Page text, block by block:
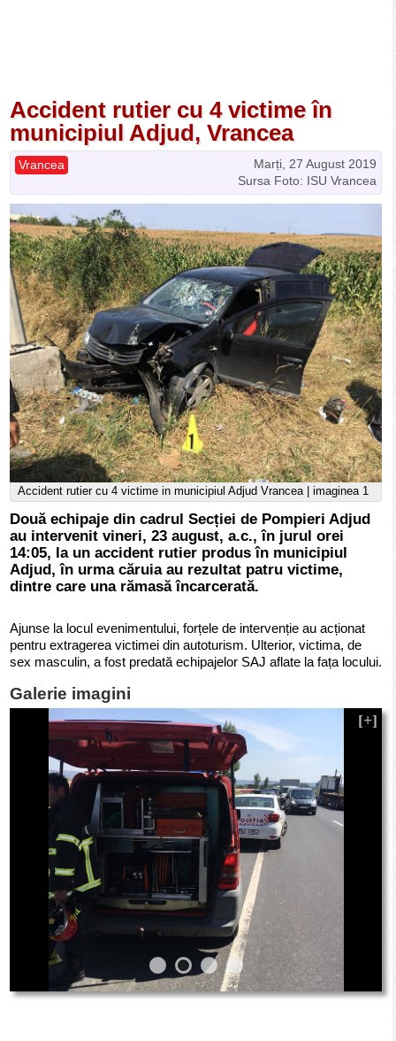
Accident rutier cu 4 victime în
municipiul Adjud, Vrancea
Marți, 27 August 2019
Vrancea
Sursa Foto: ISU Vrancea
Accident rutier cu 4 victime in municipiul Adjud Vrancea | imaginea 1
Două echipaje din cadrul Secției de Pompieri Adjud
au intervenit vineri, 23 august, a.c., în jurul orei
14:05, la un accident rutier produs în municipiul
Adjud, în urma căruia au rezultat patru victime,
dintre care una rămasă încarcerată.
Ajunse la locul evenimentului, forțele de intervenție au acționat
pentru extragerea victimei din autoturism. Ulterior, victima, de
sex masculin, a fost predată echipajelor SAJ aflate la fața locului.
Galerie imagini